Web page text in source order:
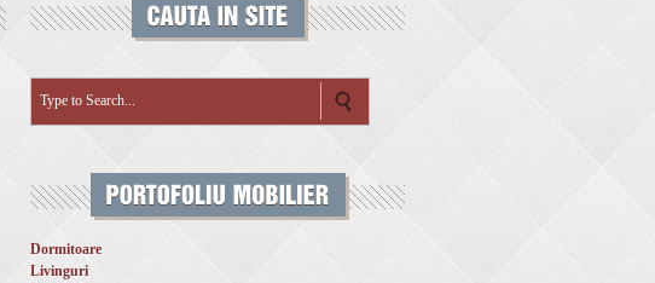
Dormitoare
Livinguri